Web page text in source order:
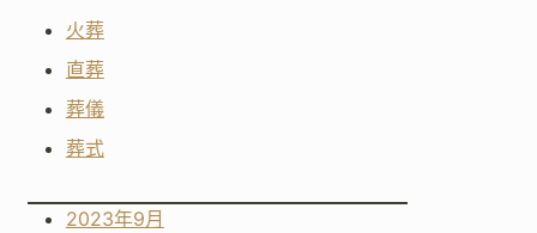
火葬
直葬
葬儀
葬式
2023年9月